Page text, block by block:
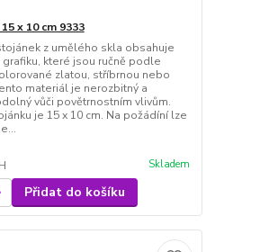
x 10 cm 9333
z umělého skla obsahuje
grafiku, které jsou ručně podle
zlatou, stříbrnou nebo
materiál je nerozbitný a
vůči povětrnostním vlivům.
je 15 x 10 cm. Na požádíní lze
Skladem
Přidat do košíku